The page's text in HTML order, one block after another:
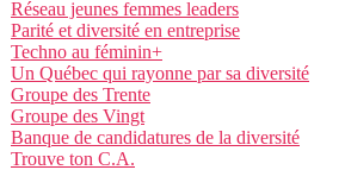
Réseau jeunes femmes leaders
Parité et diversité en entreprise
Techno au féminin+
Un Québec qui rayonne par sa diversité
Groupe des Trente
Groupe des Vingt
Banque de candidatures de la diversité
Trouve ton C.A.